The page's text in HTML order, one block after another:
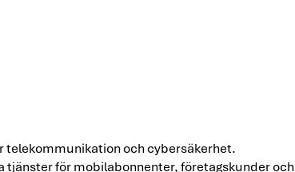
telekommunikation och cybersäkerhet.
tjänster för mobilabonnenter, företagskunder och